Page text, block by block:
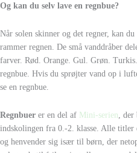
Og kan du selv lave en regnbue?
Når solen skinner og det regner, kan
rammer regnen. De små vanddråber
farver. Rød. Orange. Gul. Grøn.
regnbue. Hvis du sprøjter vand op i
se en regnbue.
Regnbuer er en del af Mini-serien ,
indskolingen fra 0.-2. klasse. Alle titler
og henvender sig især til børn, der